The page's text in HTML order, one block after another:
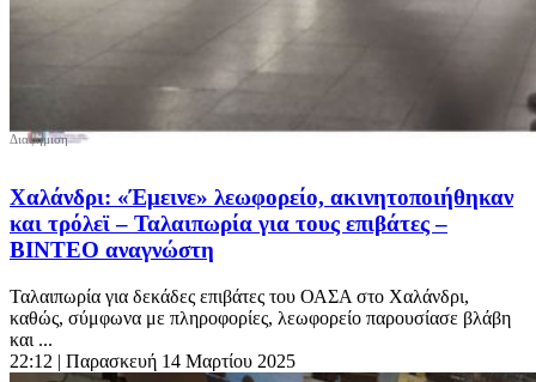
Χαλάνδρι: «Έμεινε» λεωφορείο, ακινητοποιήθηκαν
και τρόλεϊ – Ταλαιπωρία για τους επιβάτες –
ΒΙΝΤΕΟ αναγνώστη
Ταλαιπωρία για δεκάδες επιβάτες του ΟΑΣΑ στο Χαλάνδρι,
καθώς, σύμφωνα με πληροφορίες, λεωφορείο παρουσίασε βλάβη
και ...
22:12 | Παρασκευή 14 Μαρτίου 2025